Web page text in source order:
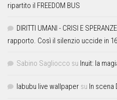
ripartito il FREEDOM BUS
DIRITTI UMANI - CRISI E
rapporto. Così il silenzio uccide in
Sabino Sagliocco su Inuit: la
labubu live wallpaper su In scena